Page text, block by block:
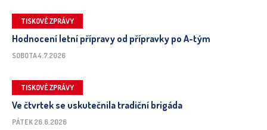
TISKOVÉ ZPRÁVY
Hodnocení letní přípravy od přípravky po A-tým
SOBOTA 4.7.2026
TISKOVÉ ZPRÁVY
Ve čtvrtek se uskutečnila tradiční brigáda
PÁTEK 26.6.2026